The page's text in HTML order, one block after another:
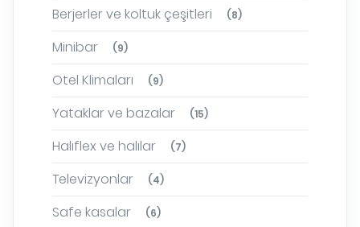
Berjerler ve koltuk çeşitleri (8)
Minibar (9)
Otel Klimaları (9)
Yataklar ve bazalar (15)
Halıflex ve halılar (7)
Televizyonlar (4)
Safe kasalar (6)